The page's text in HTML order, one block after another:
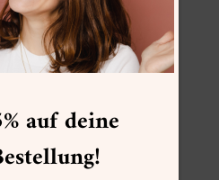
auf deine